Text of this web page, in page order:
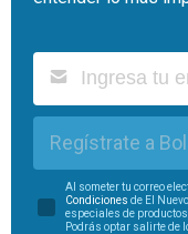
Regístrate a
Al someter tu correo
Condiciones de El
especiales de
Podrás optar salirte de